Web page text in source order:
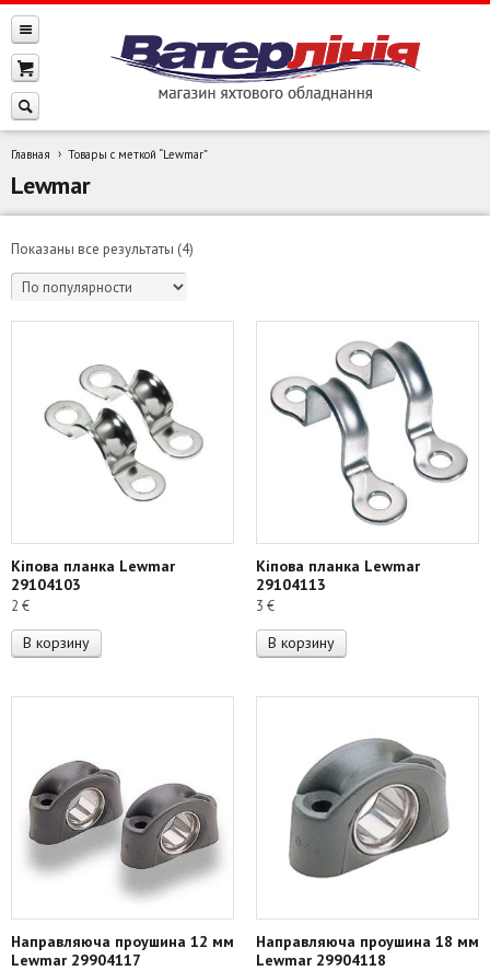
Главная Товары с меткой “Lewmar”
Lewmar
Показаны все результаты (4)
Кіпова планка Lewmar
29104103
2 €
В корзину
Кіпова планка Lewmar
29104113
3 €
В корзину
Направляюча проушина 12 мм
Lewmar 29904117
Направляюча проушина 18 мм
Lewmar 29904118